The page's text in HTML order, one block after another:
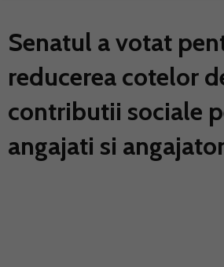
Senatul a votat
reducerea cotelor
contributii sociale
angajati si